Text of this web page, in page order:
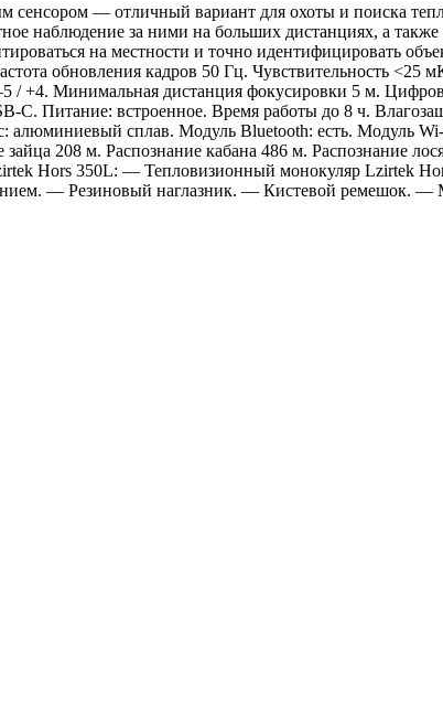
сенсором — отличный вариант для охоты и поиска
наблюдение за ними на больших дистанциях, а также
на местности и точно идентифицировать
обновления кадров 50 Гц. Чувствительность <25
/ +4. Минимальная дистанция фокусировки 5 м.
Питание: встроенное. Время работы до 8 ч.
сплав. Модуль Bluetooth: есть. Модуль
208 м. Распознание кабана 486 м. Распознание
Hors 350L: — Тепловизионный монокуляр Lzirtek
— Резиновый наглазник. — Кистевой ремешок. —